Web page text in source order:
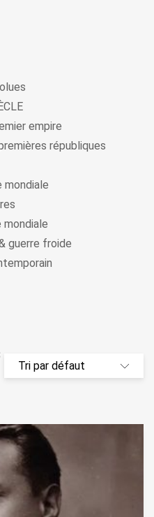
empire
républiques
mondiale
mondiale
guerre froide